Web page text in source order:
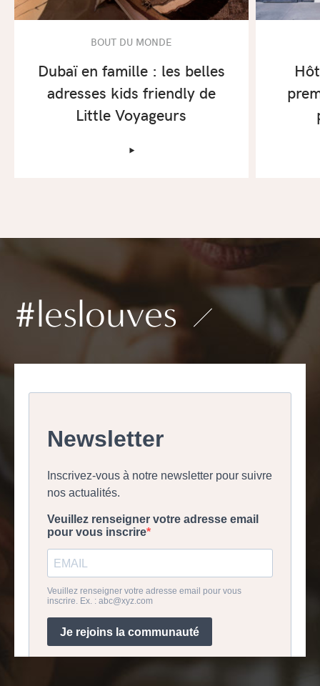
BOUT DU MONDE
Dubaï en famille : les belles
adresses kids friendly de
Little Voyageurs
‣
#leslouves